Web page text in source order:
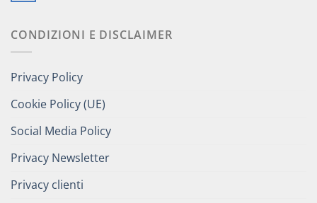
CONDIZIONI E DISCLAIMER
Privacy Policy
Cookie Policy (UE)
Social Media Policy
Privacy Newsletter
Privacy clienti